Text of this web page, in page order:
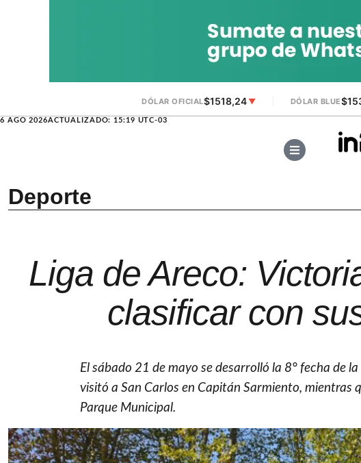
DÓLAR OFICIAL$1518,24▼ DÓLAR BLUE
6 AGO 2026ACTUALIZADO: 15:19 UTC-03
Deporte
Liga de Areco:
clasificar con
El sábado 21 de mayo se desarrolló la 8° fecha de
visitó a San Carlos en Capitán Sarmiento, mientras
Parque Municipal.